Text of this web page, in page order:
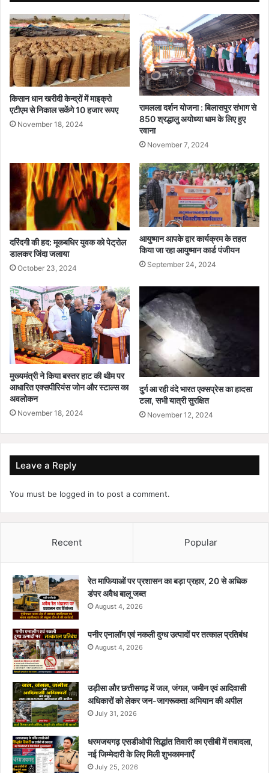
किसान धान खरीदी केन्द्रों में माइक्रो
एटीएम से निकाल सकेंगे 10 हजार रूपए
November 18, 2024
रामलला दर्शन योजना : बिलासपुर संभाग से
850 श्रद्धालु अयोध्या धाम के लिए हुए
रवाना
November 7, 2024
दरिंदगी की हद: मूकबधिर युवक को पेट्रोल
डालकर जिंदा जलाया
October 23, 2024
आयुष्मान आपके द्वार कार्यक्रम के तहत
किया जा रहा आयुष्मान कार्ड पंजीयन
September 24, 2024
मुख्यमंत्री ने किया बस्तर हाट की थीम पर
आधारित एक्सपीरियंस जोन और स्टाल्स का
अवलोकन
November 18, 2024
दुर्ग आ रही वंदे भारत एक्सप्रेस का हादसा
टला, सभी यात्री सुरक्षित
November 12, 2024
Leave a Reply
You must be logged in to post a comment.
Recent Popular
रेत माफियाओं पर प्रशासन का बड़ा प्रहार, 20 से अधिक
डंपर अवैध बालू जब्त
August 4, 2026
पनीर एनालॉग एवं नकली दुग्ध उत्पादों पर तत्काल प्रतिबंध
August 4, 2026
उड़ीसा और छत्तीसगढ़ में जल, जंगल, जमीन एवं आदिवासी
अधिकारों को लेकर जन-जागरूकता अभियान की अपील
July 31, 2026
धरमजयगढ़ एसडीओपी सिद्धांत तिवारी का एसीबी में तबादला,
नई जिम्मेदारी के लिए मिली शुभकामनाएँ
July 25, 2026